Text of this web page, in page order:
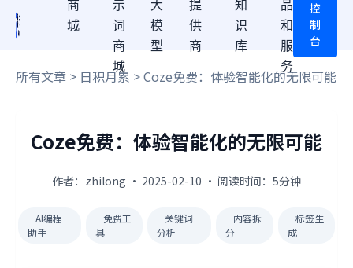
商
城
示
词
商
城
大
模
型
提
供
商
知
识
库
品
和
服
务
控
制
台
所有文章 > 日积月累 > Coze免费：体验智能化的无限可能
Coze免费：体验智能化的无限可能
作者：zhilong · 2025-02-10 · 阅读时间：5分钟
AI编程
助手
免费工
具
关键词
分析
内容拆
分
标签生
成